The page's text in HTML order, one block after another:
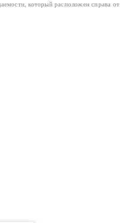
который расположен справа от